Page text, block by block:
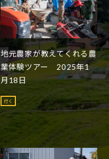
地元農家が教えてくれる農
業体験ツアー 2025年1
月18日
行く